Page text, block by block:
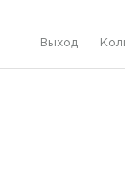
Выход